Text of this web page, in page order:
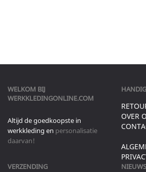
WELKOM BIJ
WERKKLEDINGONLINE.COM
Altijd de goedkoopste in
werkkleding en personalisatie
daarvan!
OVER
VERZENDING